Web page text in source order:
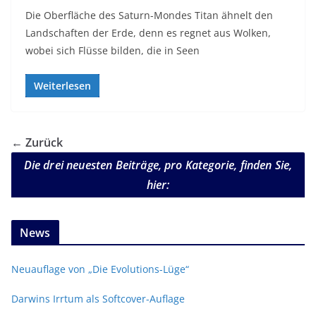
Die Oberfläche des Saturn-Mondes Titan ähnelt den
Landschaften der Erde, denn es regnet aus Wolken,
wobei sich Flüsse bilden, die in Seen
Weiterlesen
← Zurück
Die drei neuesten Beiträge, pro Kategorie, finden Sie,
hier:
News
Neuauflage von „Die Evolutions-Lüge“
Darwins Irrtum als Softcover-Auflage